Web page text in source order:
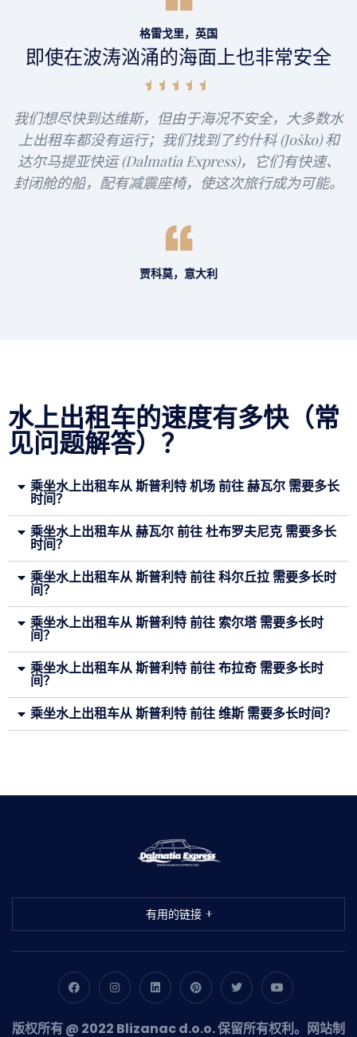
格雷戈里，英国
即使在波涛汹涌的海面上也非常安全
我们想尽快到达维斯，但由于海况不安全，大多数水
上出租车都没有运行；我们找到了约什科 (Joško) 和
达尔马提亚快运 (Dalmatia Express)，它们有快速、
封闭舱的船，配有减震座椅，使这次旅行成为可能。
贾科莫，意大利
水上出租车的速度有多快（常
见问题解答）？
乘坐水上出租车从 斯普利特 机场 前往 赫瓦尔 需要多长
时间？
乘坐水上出租车从 赫瓦尔 前往 杜布罗夫尼克 需要多长
时间？
乘坐水上出租车从 斯普利特 前往 科尔丘拉 需要多长时
间？
乘坐水上出租车从 斯普利特 前往 索尔塔 需要多长时
间？
乘坐水上出租车从 斯普利特 前往 布拉奇 需要多长时
间？
乘坐水上出租车从 斯普利特 前往 维斯 需要多长时间？
有用的链接
版权所有 @ 2022 Blizanac d.o.o. 保留所有权利。网站制